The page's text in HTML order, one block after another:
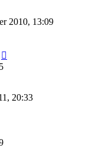
2010, 13:09
20:33